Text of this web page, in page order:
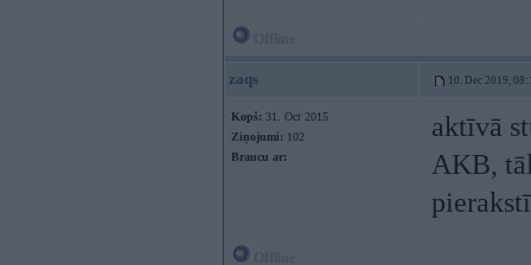
zaqs 10. Dec 2019,
Kopš: 31. Oct 2015
Ziņojumi: 102
Braucu ar:
aktīvā
AKB,